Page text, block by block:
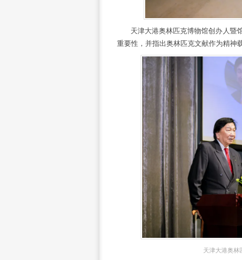
天津大港奥林匹克博物馆创办人暨
重要性，并指出奥林匹克文献作为精神
天津大港奥林